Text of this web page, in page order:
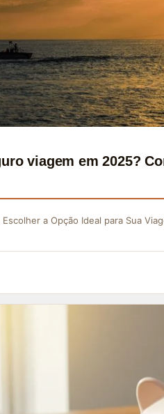
viagem em 2025?
a Opção Ideal para Sua